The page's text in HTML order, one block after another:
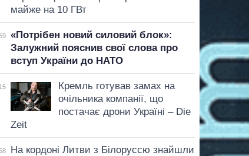
майже на 10 ГВт
«Потрібен новий силовий блок»:
Залужний пояснив свої слова про
вступ України до НАТО
Кремль готував замах на
очільника компанії, що
постачає дрони Україні – Die
Zeit
На кордоні Литви з Білоруссю знайшли